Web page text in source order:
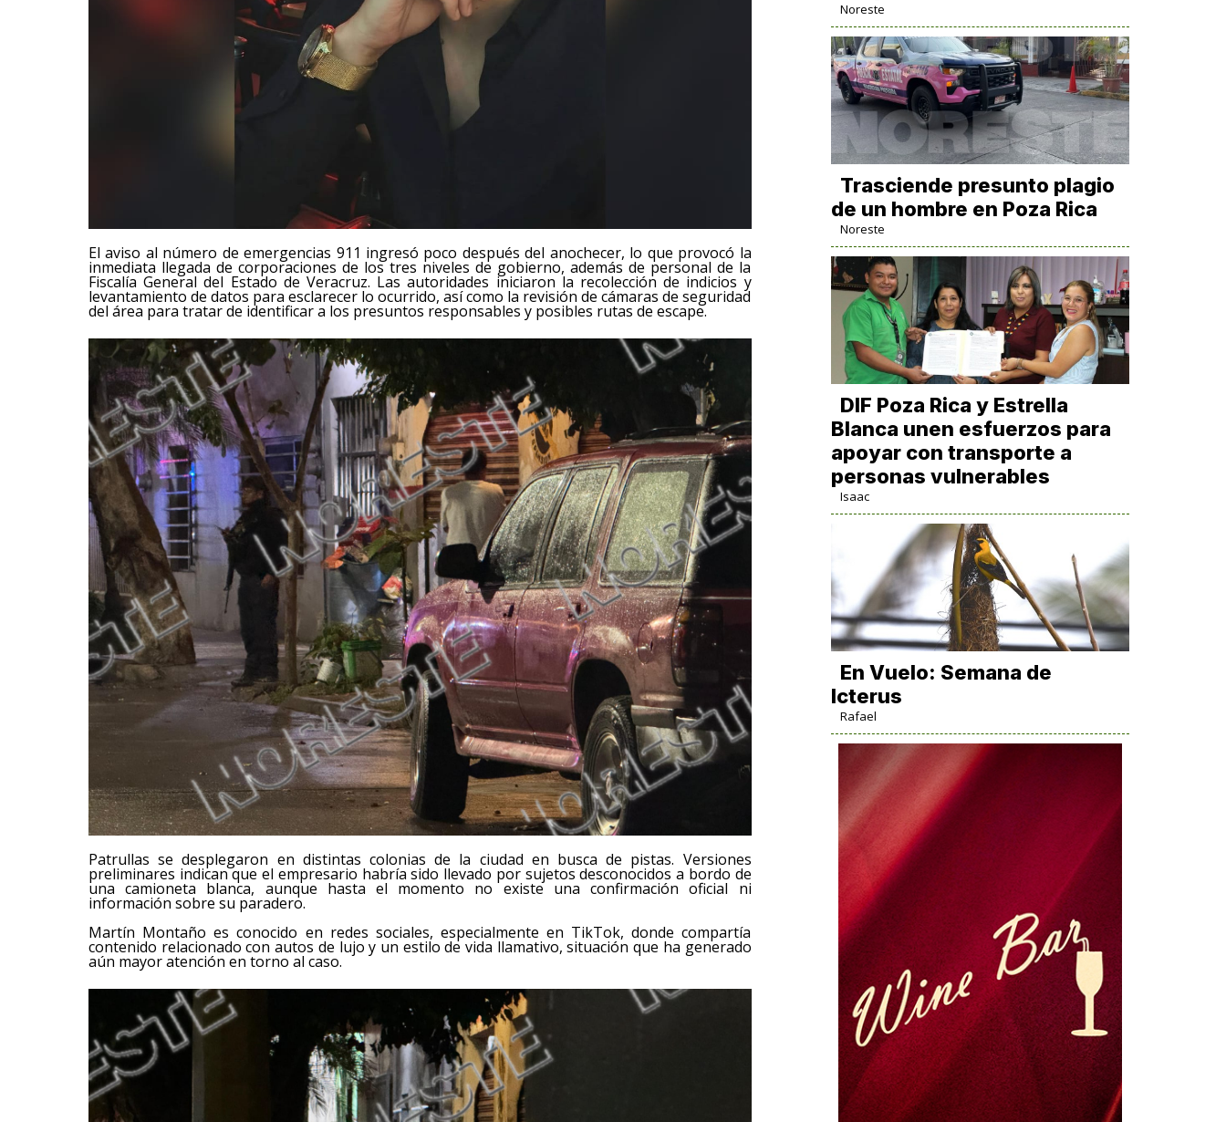
El aviso al número de emergencias 911 ingresó poco después del anochecer, lo que provocó la
inmediata llegada de corporaciones de los tres niveles de gobierno, además de personal de la
Fiscalía General del Estado de Veracruz. Las autoridades iniciaron la recolección de indicios y
levantamiento de datos para esclarecer lo ocurrido, así como la revisión de cámaras de seguridad
del área para tratar de identificar a los presuntos responsables y posibles rutas de escape.
Patrullas se desplegaron en distintas colonias de la ciudad en busca de pistas. Versiones
preliminares indican que el empresario habría sido llevado por sujetos desconocidos a bordo de
una camioneta blanca, aunque hasta el momento no existe una confirmación oficial ni
información sobre su paradero.
Martín Montaño es conocido en redes sociales, especialmente en TikTok, donde compartía
contenido relacionado con autos de lujo y un estilo de vida llamativo, situación que ha generado
aún mayor atención en torno al caso.
Noreste
Trasciende presunto plagio
de un hombre en Poza Rica
Noreste
DIF Poza Rica y Estrella
Blanca unen esfuerzos para
apoyar con transporte a
personas vulnerables
Isaac
En Vuelo: Semana de
Icterus
Rafael